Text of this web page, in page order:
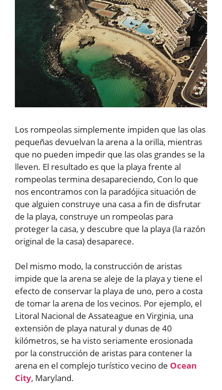
Los rompeolas simplemente impiden que las olas
pequeñas devuelvan la arena a la orilla, mientras
que no pueden impedir que las olas grandes se la
lleven. El resultado es que la playa frente al
rompeolas termina desapareciendo, Con lo que
nos encontramos con la paradójica situación de
que alguien construye una casa a fin de disfrutar
de la playa, construye un rompeolas para
proteger la casa, y descubre que la playa (la razón
original de la casa) desaparece.
Del mismo modo, la construcción de aristas
impide que la arena se aleje de la playa y tiene el
efecto de conservar la playa de uno, pero a costa
de tomar la arena de los vecinos. Por ejemplo, el
Litoral Nacional de Assateague en Virginia, una
extensión de playa natural y dunas de 40
kilómetros, se ha visto seriamente erosionada
por la construcción de aristas para contener la
arena en el complejo turístico vecino de Ocean
City, Maryland.